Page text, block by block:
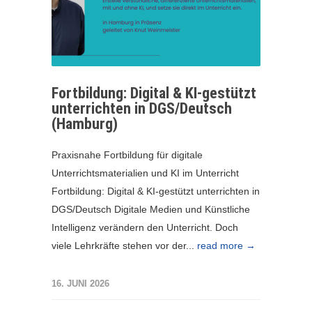
Fortbildung: Digital & KI-gestützt
unterrichten in DGS/Deutsch
(Hamburg)
Praxisnahe Fortbildung für digitale
Unterrichtsmaterialien und KI im Unterricht
Fortbildung: Digital & KI-gestützt unterrichten in
DGS/Deutsch Digitale Medien und Künstliche
Intelligenz verändern den Unterricht. Doch
viele Lehrkräfte stehen vor der... read more →
16. JUNI 2026